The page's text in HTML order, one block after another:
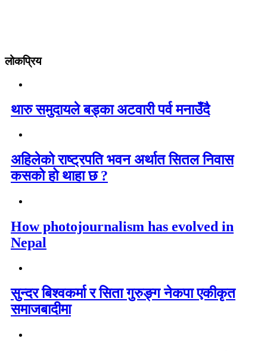
लोकप्रिय
थारु समुदायले बड्का अटवारी पर्व मनाउँदै
अहिलेको राष्ट्रपति भवन अर्थात सितल निवास
कसको हो थाहा छ ?
How photojournalism has evolved in
Nepal
सुन्दर बिश्वकर्मा र सिता गुरुङ्ग नेकपा एकीकृत
समाजबादीमा